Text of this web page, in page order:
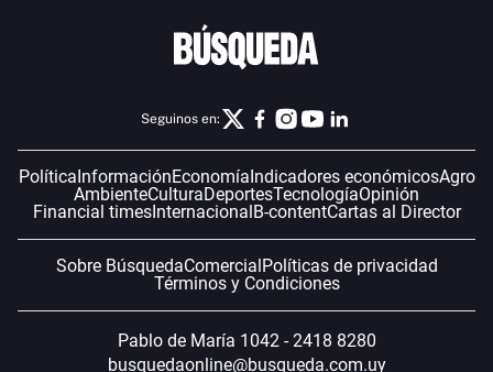
Seguinos en:
Política InformaciónEconomía Indicadores económicosAgro
AmbienteCulturaDeportesTecnologíaOpinión
Financial timesInternacional B-contentCartas al Director
Sobre BúsquedaComercial Políticas de privacidad
Términos y Condiciones
Pablo de María 1042 - 2418 8280
busquedaonline@busqueda.com.uy